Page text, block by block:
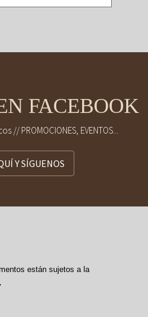
FACEBOOK
PROMOCIONES, EVENTOS...
Y SÍGUENOS
están sujetos a la